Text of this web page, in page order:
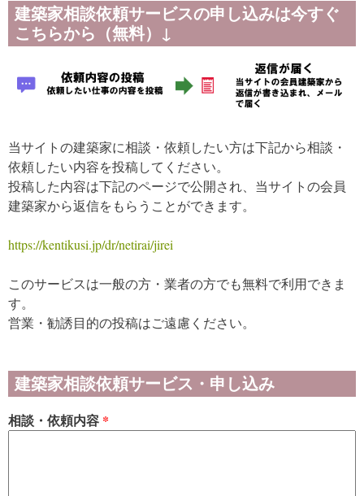
建築家相談依頼サービスの申し込みは今すぐ
こちらから（無料）↓
当サイトの建築家に相談・依頼したい方は下記から相談・
依頼したい内容を投稿してください。
投稿した内容は下記のページで公開され、当サイトの会員
建築家から返信をもらうことができます。
https://kentikusi.jp/dr/netirai/jirei
このサービスは一般の方・業者の方でも無料で利用できま
す。
営業・勧誘目的の投稿はご遠慮ください。
建築家相談依頼サービス・申し込み
相談・依頼内容 *